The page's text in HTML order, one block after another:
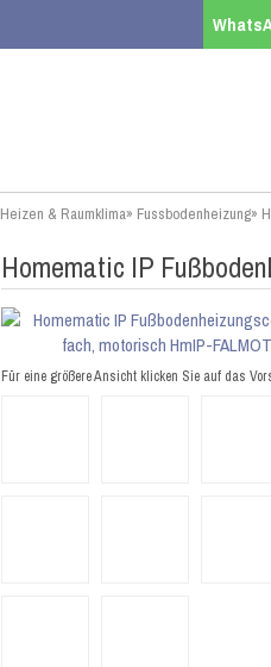
Heizen & Raumklima» Fussbodenheizung»
Homematic IP
Für eine größere Ansicht klicken Sie auf das